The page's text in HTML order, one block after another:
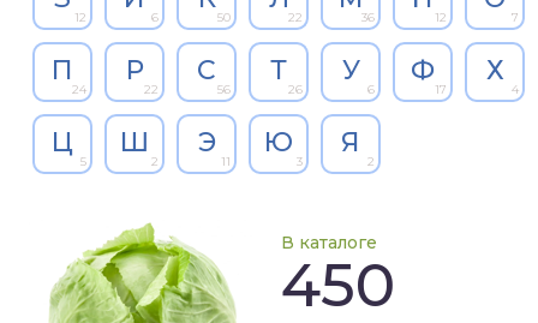
12 6 50 22 36 12 7
П
24
Р
22
С
56
Т
26
У
6
Ф
17
Х
4
Ц
5
Ш
2
Э
11
Ю
3
Я
2
В каталоге
450